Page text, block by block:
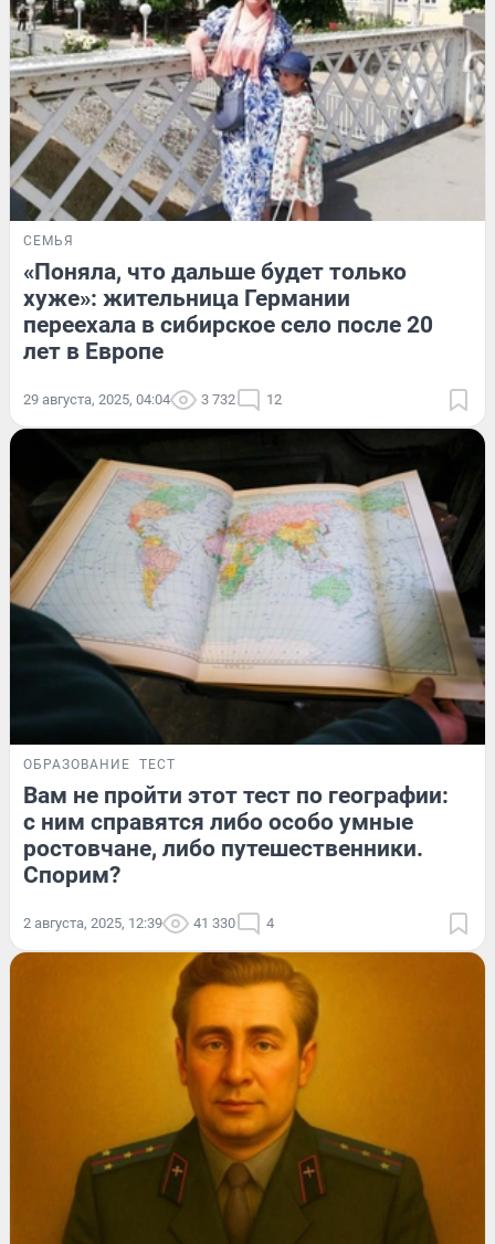
СЕМЬЯ
«Поняла, что дальше будет только
хуже»: жительница Германии
переехала в сибирское село после 20
лет в Европе
29 августа, 2025, 04:04 3 732 12
ОБРАЗОВАНИЕ ТЕСТ
Вам не пройти этот тест по географии:
с ним справятся либо особо умные
ростовчане, либо путешественники.
Спорим?
2 августа, 2025, 12:39 41 330 4